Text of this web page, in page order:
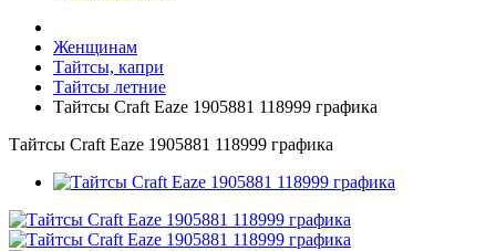
Женщинам
Тайтсы, капри
Тайтсы летние
Тайтсы Craft Eaze 1905881 118999 графика
Тайтсы Craft Eaze 1905881 118999 графика